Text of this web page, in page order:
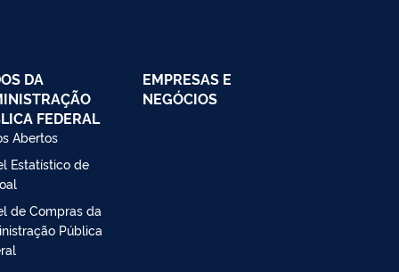
DA
FEDERAL
Abertos
Estatístico de
de Compras da
Pública
EMPRESAS E
NEGÓCIOS